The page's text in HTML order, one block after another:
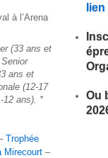
à l’Arena
(33 ans et
ans et
(12-17
12 ans). *
Trophée
Mirecourt –
lien
Ou